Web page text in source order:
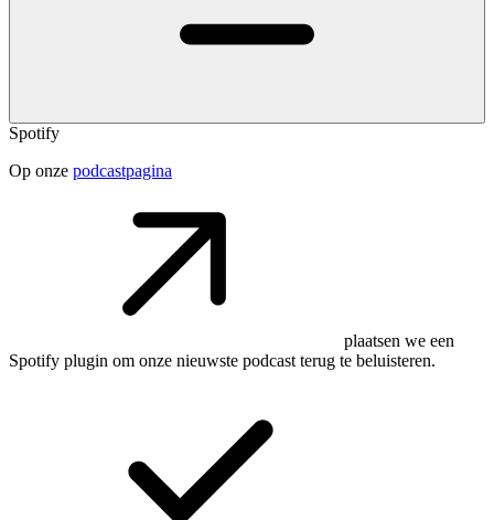
Spotify
Op onze podcastpagina
plaatsen we een
Spotify plugin om onze nieuwste podcast terug te beluisteren.